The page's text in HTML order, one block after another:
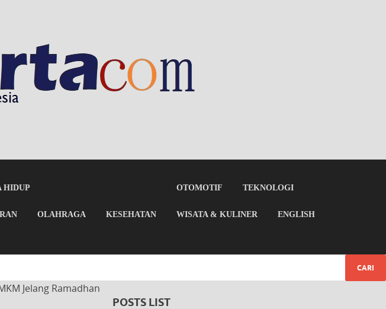
HIDUP
OLAHRAGA KESEHATAN
OTOMOTIF TEKNOLOGI
WISATA & KULINER ENGLISH
Jelang Ramadhan
POSTS LIST